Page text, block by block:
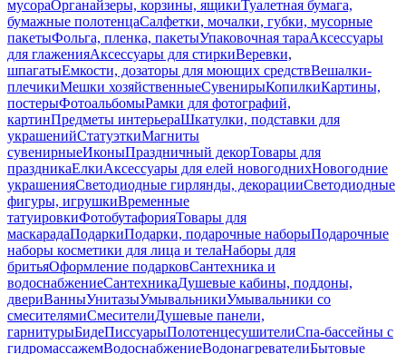
мусораОрганайзеры, корзины, ящикиТуалетная бумага,
бумажные полотенцаСалфетки, мочалки, губки, мусорные
пакетыФольга, пленка, пакетыУпаковочная тараАксессуары
для глаженияАксессуары для стиркиВеревки,
шпагатыЕмкости, дозаторы для моющих средствВешалки-
плечикиМешки хозяйственныеСувенирыКопилкиКартины,
постерыФотоальбомыРамки для фотографий,
картинПредметы интерьераШкатулки, подставки для
украшенийСтатуэткиМагниты
сувенирныеИконыПраздничный декорТовары для
праздникаЕлкиАксессуары для елей новогоднихНовогодние
украшенияСветодиодные гирлянды, декорацииСветодиодные
фигуры, игрушкиВременные
татуировкиФотобутафорияТовары для
маскарадаПодаркиПодарки, подарочные наборыПодарочные
наборы косметики для лица и телаНаборы для
бритьяОформление подарковСантехника и
водоснабжениеСантехникаДушевые кабины, поддоны,
двериВанныУнитазыУмывальникиУмывальники со
смесителямиСмесителиДушевые панели,
гарнитурыБидеПиссуарыПолотенцесушителиСпа-бассейны с
гидромассажемВодоснабжениеВодонагревателиБытовые